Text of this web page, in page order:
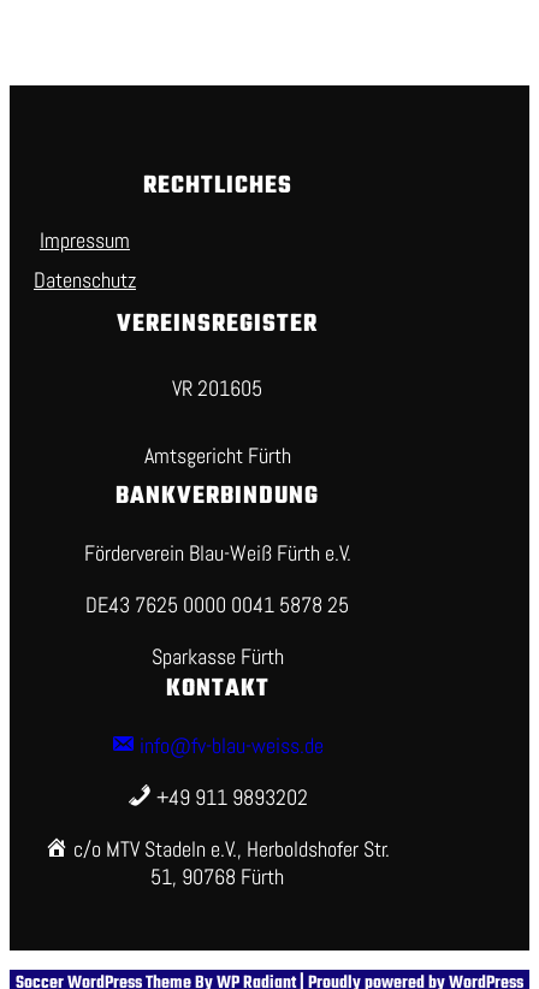
RECHTLICHES
Impressum
Datenschutz
VEREINSREGISTER
VR 201605
Amtsgericht Fürth
BANKVERBINDUNG
Förderverein Blau-Weiß Fürth e.V.
DE43 7625 0000 0041 5878 25
Sparkasse Fürth
KONTAKT
info@fv-blau-weiss.de
+49 911 9893202
c/o MTV Stadeln e.V., Herboldshofer Str.
51, 90768 Fürth